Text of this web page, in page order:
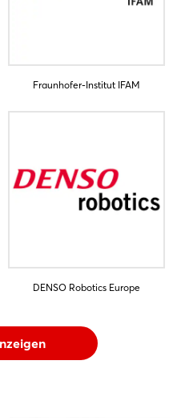
Fraunhofer-Institut IFAM
DENSO Robotics Europe